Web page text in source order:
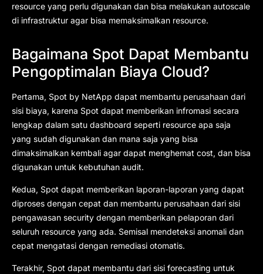
resource yang perlu digunakan dan bisa melakukan autoscale
di infrastruktur agar bisa memaksimalkan resource.
Bagaimana Spot Dapat Membantu
Pengoptimalan Biaya Cloud?
Pertama, Spot by NetApp dapat membantu perusahaan dari
sisi biaya, karena Spot dapat memberikan infromasi secara
lengkap dalam satu dashboard seperti resource apa saja
yang sudah digunakan dan mana saja yang bisa
dimaksimalkan kembali agar dapat menghemat cost, dan bisa
digunakan untuk kebutuhan audit.
Kedua, Spot dapat memberikan laporan-laporan yang dapat
diproses dengan cepat dan membantu perusahaan dari sisi
pengawasan security dengan memberikan pelaporan dari
seluruh resource yang ada. Semisal mendeteksi anomali dan
cepat mengatasi dengan remediasi otomatis.
Terakhir, Spot dapat membantu dari sisi forecasting untuk